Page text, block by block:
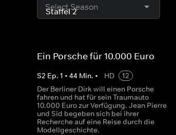
Select Season
Ein Porsche für 10.000 Euro
S2 Ep. 1 • 44 Min. • HD
12
Der Berliner Dirk will einen Porsche
fahren und hat für sein Traumauto
10.000 Euro zur Verfügung. Jean Pierre
und Sid begeben sich bei ihrer
Recherche auf eine Reise durch die
Modellgeschichte.